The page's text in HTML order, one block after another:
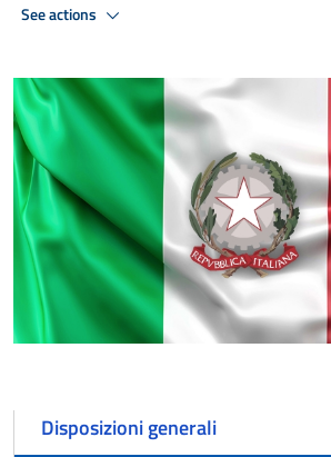
See actions
Disposizioni generali